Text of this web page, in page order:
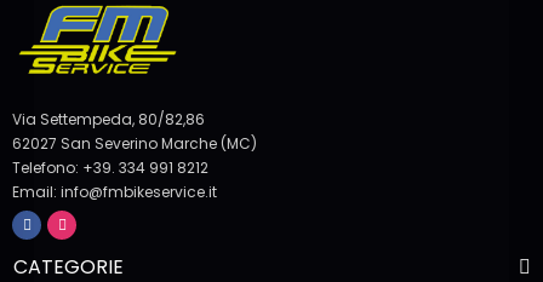
Via Settempeda, 80/82,86
62027 San Severino Marche (MC)
Telefono: +39. 334 991 8212
Email: info@fmbikeservice.it
CATEGORIE